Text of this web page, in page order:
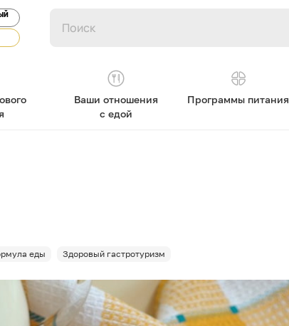
Ваши отношения
с едой
Программы питания
еды Здоровый гастротуризм